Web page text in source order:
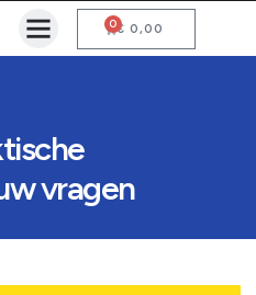
€ 0,00
0
vragen